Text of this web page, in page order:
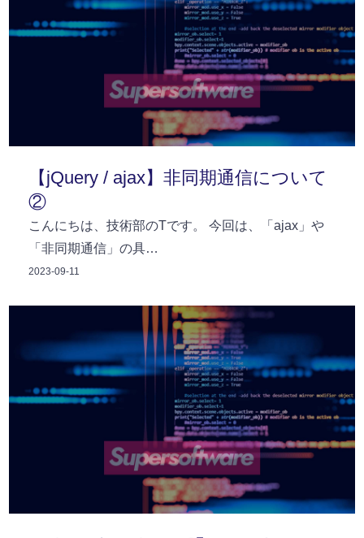
【jQuery / ajax】非同期通信について
②
こんにちは、技術部のTです。 今回は、「ajax」や
「非同期通信」の具…
2023-09-11